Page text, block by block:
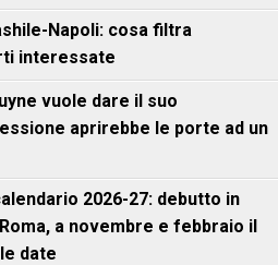
Napoli: cosa filtra
interessate
vuole dare il suo
aprirebbe le porte ad un
2026-27: debutto in
a novembre e febbraio il
date